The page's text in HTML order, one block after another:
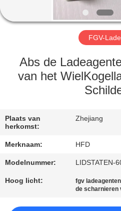
ONGEVEER
ONS
FABRIEKSREIS
CONTACTEER
NIEUWS
FGV-
Abs de
van het
Plaats van
herkomst:
Zhejiang
Merknaam: HFD
Modelnummer: LIDSTATEN-
Hoog licht: fgv ladeagenten
de scharnieren